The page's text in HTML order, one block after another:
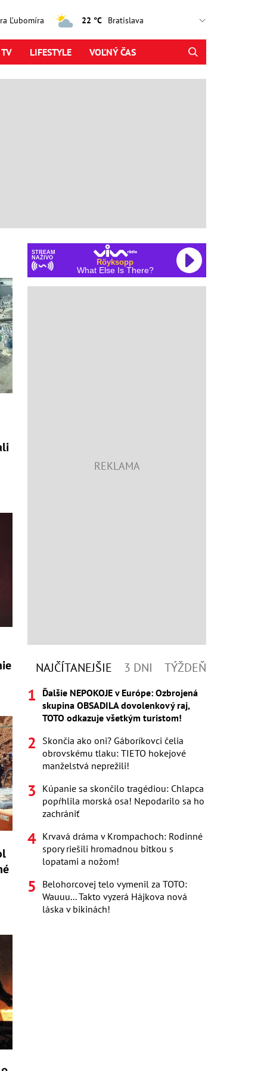
Ľubomíra 22 °C
LIFESTYLE VOĽNÝ ČAS
STREAM
NAŽIVO
Röyksopp
What Else Is There?
NAJČÍTANEJŠIE 3 DNI TÝŽDEŇ
Ďalšie NEPOKOJE v Európe: Ozbrojená
skupina OBSADILA dovolenkový raj,
TOTO odkazuje všetkým turistom!
Skončia ako oni? Gáboríkovci čelia
obrovskému tlaku: TIETO hokejové
manželstvá neprežili!
Kúpanie sa skončilo tragédiou: Chlapca
popŕhlila morská osa! Nepodarilo sa ho
zachrániť
Krvavá dráma v Krompachoch: Rodinné
spory riešili hromadnou bitkou s
lopatami a nožom!
Belohorcovej telo vymenil za TOTO:
Wauuu... Takto vyzerá Hájkova nová
láska v bikinách!